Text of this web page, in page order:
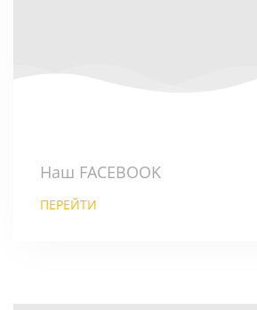
Наш FACEBOOK
ПЕРЕЙТИ